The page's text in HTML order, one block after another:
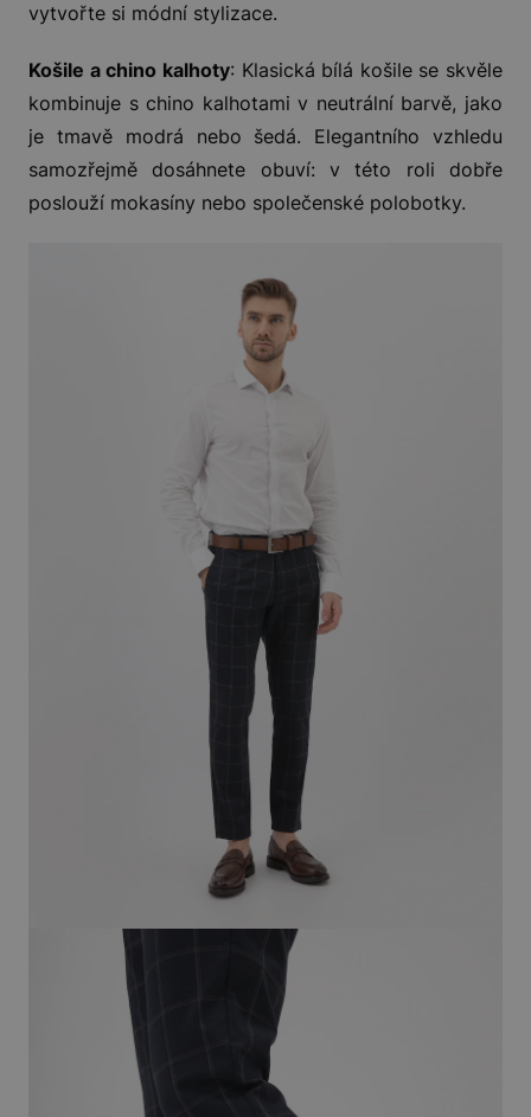
vytvořte si módní stylizace.
Košile a chino kalhoty: Klasická bílá košile se skvěle
kombinuje s chino kalhotami v neutrální barvě, jako
je tmavě modrá nebo šedá. Elegantního vzhledu
samozřejmě dosáhnete obuví: v této roli dobře
poslouží mokasíny nebo společenské polobotky.